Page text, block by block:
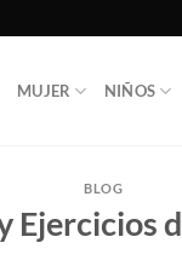
MUJER NIÑOS
BLOG
Ejercicios